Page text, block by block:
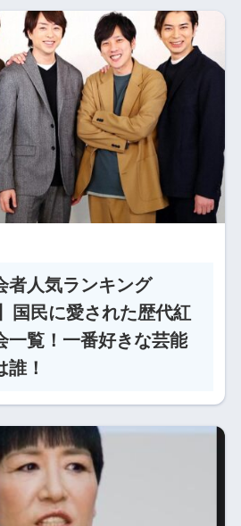
者人気ランキング
国民に愛された歴代紅
一覧！一番好きな芸能
誰！